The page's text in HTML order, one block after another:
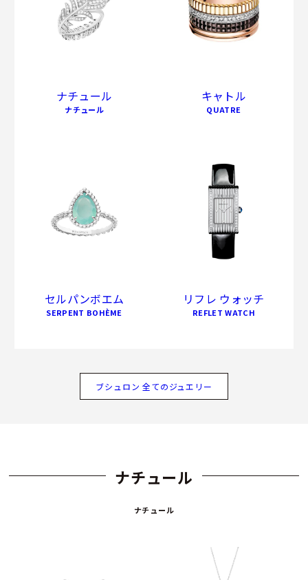
ナチュール
ナチュール
キャトル
QUATRE
セルパンボエム
SERPENT BOHÈME
リフレ ウォッチ
REFLET WATCH
ブシュロン 全てのジュエリー
ナチュール
ナチュール